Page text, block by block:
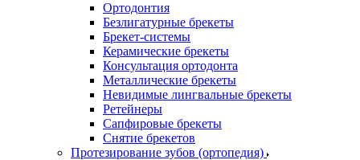
Ортодонтия
Безлигатурные брекеты
Брекет-системы
Керамические брекеты
Консультация ортодонта
Металлические брекеты
Невидимые лингвальные брекеты
Ретейнеры
Сапфировые брекеты
Снятие брекетов
Протезирование зубов (ортопедия)